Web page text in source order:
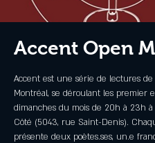
Accent Open
Accent est une série de lectures de
Montréal, se déroulant les premier
dimanches du mois de 20h à 23h à
Côté (5043, rue Saint-Denis).
présente deux poètes.ses, un.e